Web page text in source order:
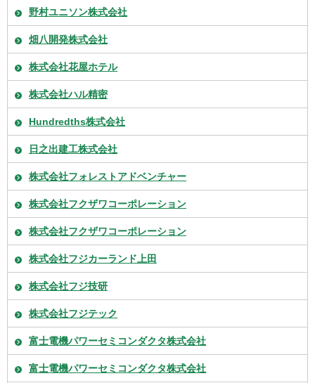
野村ユニソン株式会社
畑八開発株式会社
株式会社花屋ホテル
株式会社ハル精密
Hundredths株式会社
日之出建工株式会社
株式会社フォレストアドベンチャー
株式会社フクザワコーポレーション
株式会社フクザワコーポレーション
株式会社フジカーランド上田
株式会社フジ技研
株式会社フジテック
富士電機パワーセミコンダクタ株式会社
富士電機パワーセミコンダクタ株式会社